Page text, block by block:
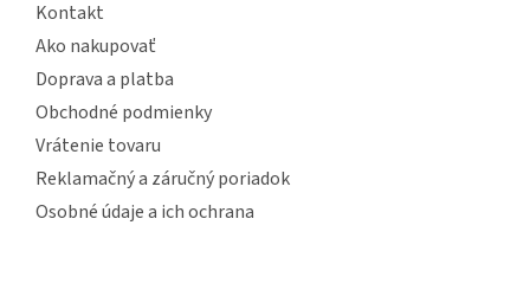
Kontakt
Ako nakupovať
Doprava a platba
Obchodné podmienky
Vrátenie tovaru
Reklamačný a záručný poriadok
Osobné údaje a ich ochrana